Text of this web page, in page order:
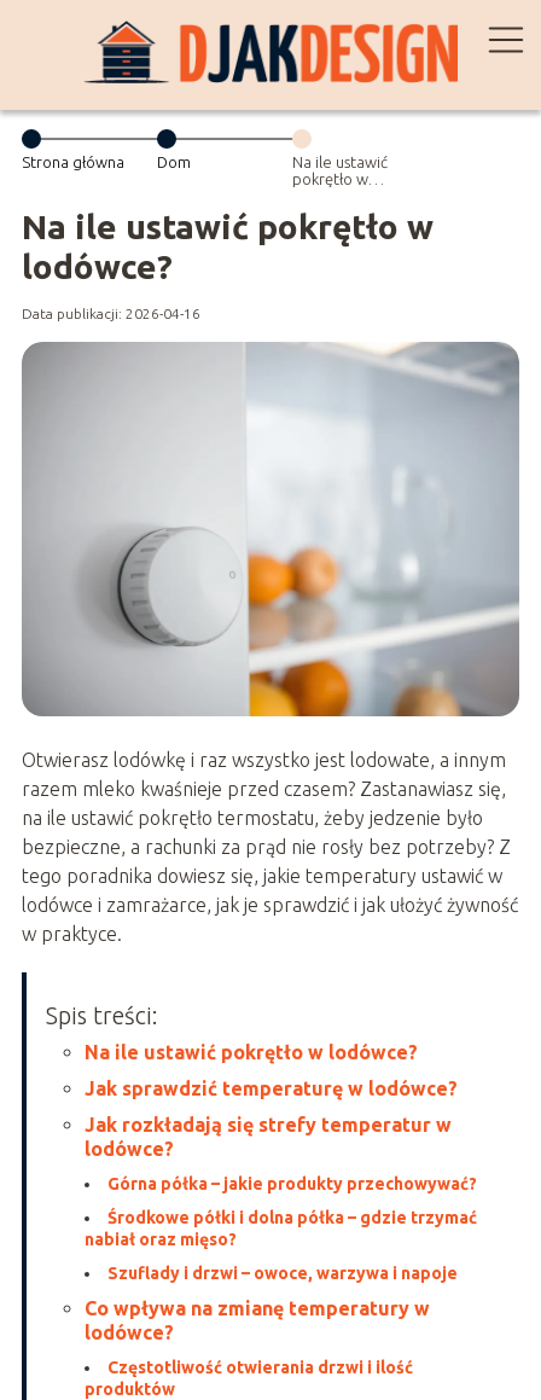
Strona główna Dom
Na ile ustawić
pokrętło w
Na ile ustawić pokrętło w
lodówce?
Data publikacji: 2026-04-16
Otwierasz lodówkę i raz wszystko jest lodowate, a innym
razem mleko kwaśnieje przed czasem? Zastanawiasz się,
na ile ustawić pokrętło termostatu, żeby jedzenie było
bezpieczne, a rachunki za prąd nie rosły bez potrzeby? Z
tego poradnika dowiesz się, jakie temperatury ustawić w
lodówce i zamrażarce, jak je sprawdzić i jak ułożyć żywność
w praktyce.
Spis treści:
Na ile ustawić pokrętło w lodówce?
Jak sprawdzić temperaturę w lodówce?
Jak rozkładają się strefy temperatur w
lodówce?
Górna półka – jakie produkty przechowywać?
Środkowe półki i dolna półka – gdzie trzymać
nabiał oraz mięso?
Szuflady i drzwi – owoce, warzywa i napoje
Co wpływa na zmianę temperatury w
lodówce?
Częstotliwość otwierania drzwi i ilość
produktów